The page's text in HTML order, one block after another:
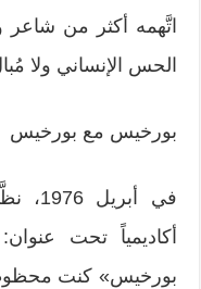
اتَّهمه أكثر من شاعر
الحس الإنساني ولا
بورخيس مع بورخيس
أكاديمياً تحت
بورخيس» كنت